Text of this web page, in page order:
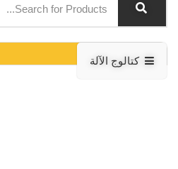
كتالوج الآلة